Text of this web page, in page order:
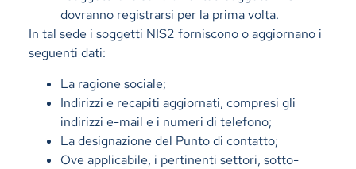
dovranno registrarsi per la prima volta.
In tal sede i soggetti NIS2 forniscono o aggiornano i
seguenti dati:
La ragione sociale;
Indirizzi e recapiti aggiornati, compresi gli
indirizzi e-mail e i numeri di telefono;
La designazione del Punto di contatto;
Ove applicabile, i pertinenti settori, sotto-